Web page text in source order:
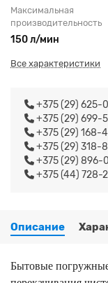
Максимальная
производительность
150 л/мин
Все характеристики
+375 (29) 625-
+375 (29) 699-
+375 (29) 168-
+375 (29) 318-
+375 (29) 896-
+375 (44) 728-
Описание
Бытовые